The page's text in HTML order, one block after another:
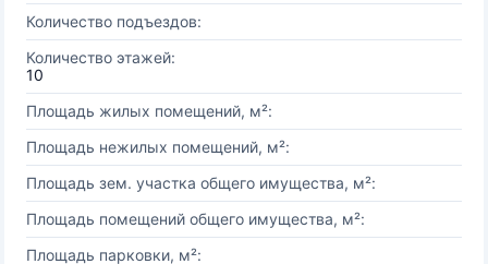
Количество подъездов:
Количество этажей:
10
Площадь жилых помещений, м²:
Площадь нежилых помещений, м²:
Площадь зем. участка общего имущества, м²:
Площадь помещений общего имущества, м²:
Площадь парковки, м²: